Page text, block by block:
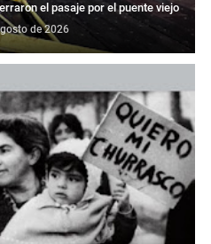
el pasaje por el puente viejo
de 2026